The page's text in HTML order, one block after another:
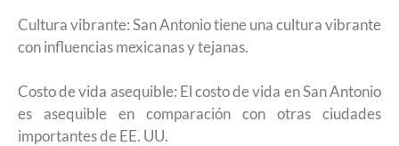
Cultura vibrante: San Antonio tiene una cultura vibrante
con influencias mexicanas y tejanas.
Costo de vida asequible: El costo de vida en San Antonio
es asequible en comparación con otras ciudades
importantes de EE. UU.